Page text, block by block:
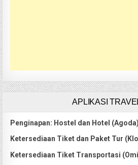
APLIKASI
Penginapan: Hostel dan Hotel (Agoda)
Ketersediaan Tiket dan Paket Tur
Ketersediaan Tiket Transportasi